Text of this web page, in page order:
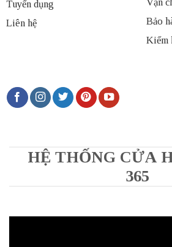
Tuyển dụng
Liên hệ
Bảo
Kiểm
HỆ THỐNG CỬA
365